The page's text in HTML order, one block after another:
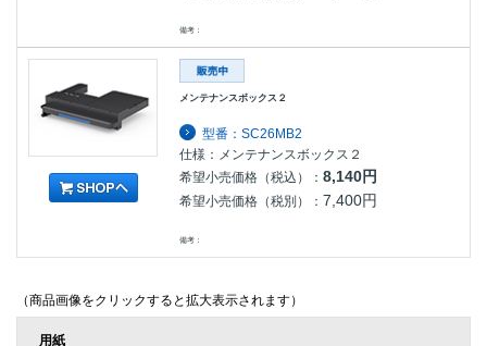
備考：
メンテナンスボックス２
型番：SC26MB2
仕様：メンテナンスボックス２
希望小売価格（税込）：8,140円
希望小売価格（税別）：7,400円
備考：
（商品画像をクリックすると拡大表示されます）
用紙